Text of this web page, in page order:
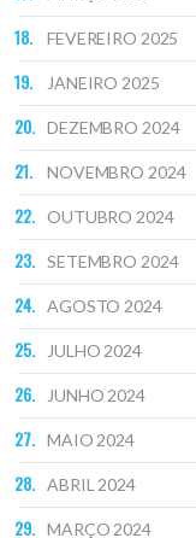
FEVEREIRO 2025
JANEIRO 2025
DEZEMBRO 2024
NOVEMBRO 2024
OUTUBRO 2024
SETEMBRO 2024
AGOSTO 2024
JULHO 2024
JUNHO 2024
MAIO 2024
ABRIL 2024
MARÇO 2024